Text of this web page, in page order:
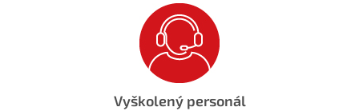
Vyškolený personál